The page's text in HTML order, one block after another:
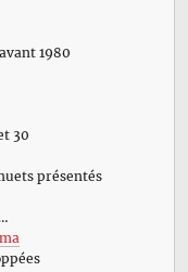
1980
30
présentés